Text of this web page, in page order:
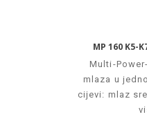
MP 160 K5-
Multi-
mlaza u
cijevi: mlaz